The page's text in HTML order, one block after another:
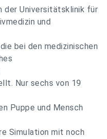
der Universitätsklinik für
und
bei den medizinischen
Nur sechs von 19
Puppe und Mensch
Simulation mit noch